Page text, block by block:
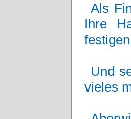
Als
Ihre
Und
vieles